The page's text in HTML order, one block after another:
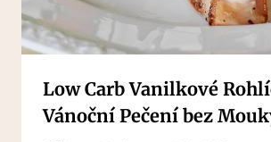
Low Carb Vanilkové
Vánoční Pečení bez